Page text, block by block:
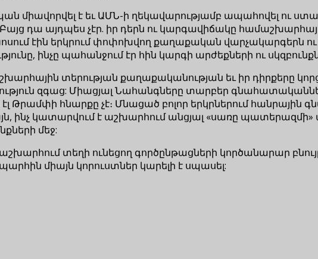
միավորվել է եւ ԱՄՆ-ի ղեկավարությամբ ապահովել ու
դա այդպես չէր. իր դերն ու կարգավիճակը
էին երկրում փոփոխվող քաղաքական վարչակարգերն ու
ինչը պահանջում էր հին կարգի արժեքների ու
տերության քաղաքականության եւ իր դիրքերը
զգաց: Միացյալ Նահանգները տարբեր
էլ Թրամփի հնարքը չէ։ Մնացած բոլոր երկրներում
ինչ կատարվում է աշխարհում անցյալ «սառը
մեջ:
տեղի ունեցող գործընթացների կործանարար
միայն կորուստներ կարելի է սպասել: